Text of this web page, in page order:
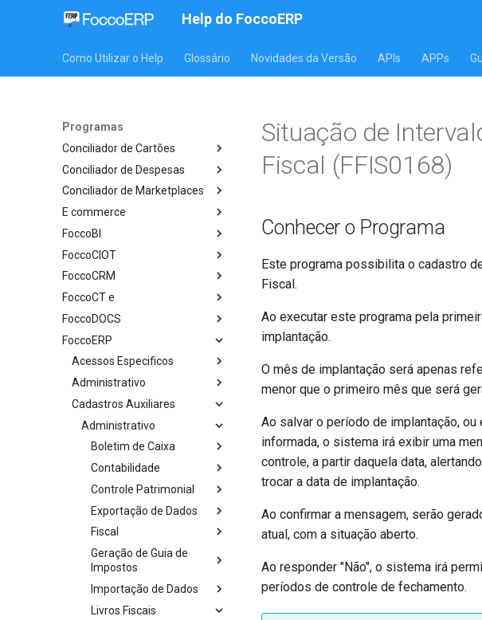
Help do FoccoERP
Como Utilizar o Help Glossário Novidades da Versão APIs APPs
Programas
Conciliador de Cartões
Conciliador de Despesas
Conciliador de Marketplaces
E commerce
FoccoBI
FoccoCIOT
FoccoCRM
FoccoCT e
FoccoDOCS
FoccoERP
Acessos Especificos
Administrativo
Cadastros Auxiliares
Administrativo
Boletim de Caixa
Contabilidade
Controle Patrimonial
Exportação de Dados
Fiscal
Geração de Guia de
Impostos
Importação de Dados
Livros Fiscais
Situação de
Fiscal (FFIS0168)
Conhecer o Programa
Este programa possibilita o cadastro
Fiscal.
Ao executar este programa pela
implantação.
O mês de implantação será apenas
menor que o primeiro mês que será
Ao salvar o período de implantação,
informada, o sistema irá exibir uma
controle, a partir daquela data,
trocar a data de implantação.
Ao confirmar a mensagem, serão
atual, com a situação aberto.
Ao responder "Não", o sistema irá
períodos de controle de fechamento.